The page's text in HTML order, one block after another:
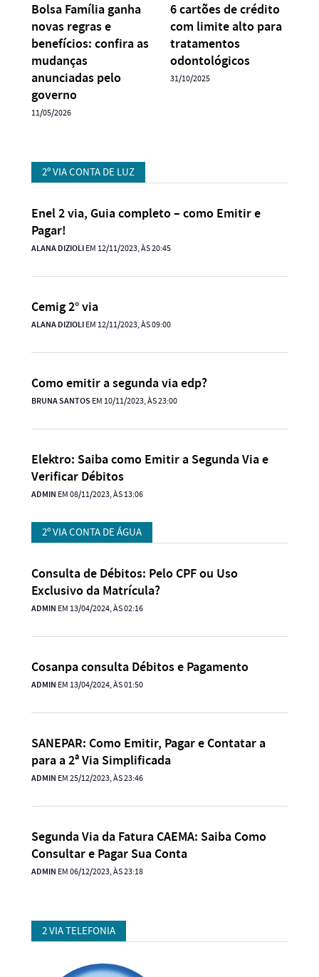
Bolsa Família ganha
novas regras e
benefícios: confira as
mudanças
anunciadas pelo
governo
11/05/2026
6 cartões de crédito
com limite alto para
tratamentos
odontológicos
31/10/2025
2º VIA CONTA DE LUZ
Enel 2 via, Guia completo – como Emitir e
Pagar!
ALANA DIZIOLIEM 12/11/2023, ÀS 20:45
Cemig 2° via
ALANA DIZIOLIEM 12/11/2023, ÀS 09:00
Como emitir a segunda via edp?
BRUNA SANTOS EM 10/11/2023, ÀS 23:00
Elektro: Saiba como Emitir a Segunda Via e
Verificar Débitos
ADMIN EM 08/11/2023, ÀS 13:06
2º VIA CONTA DE ÁGUA
Consulta de Débitos: Pelo CPF ou Uso
Exclusivo da Matrícula?
ADMIN EM 13/04/2024, ÀS 02:16
Cosanpa consulta Débitos e Pagamento
ADMIN EM 13/04/2024, ÀS 01:50
SANEPAR: Como Emitir, Pagar e Contatar a
para a 2ª Via Simplificada
ADMIN EM 25/12/2023, ÀS 23:46
Segunda Via da Fatura CAEMA: Saiba Como
Consultar e Pagar Sua Conta
ADMIN EM 06/12/2023, ÀS 23:18
2 VIA TELEFONIA